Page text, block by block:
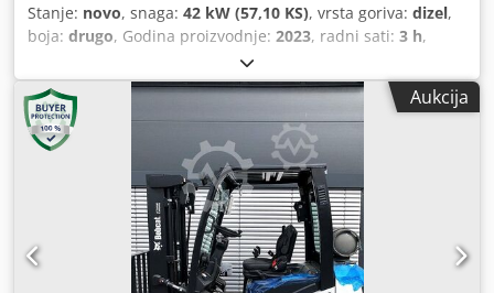
Stanje: novo, snaga: 42 kW (57,10 KS), vrsta goriva: dizel,
boja: drugo, Godina proizvodnje: 2023, radni sati: 3 h,
, Pogonski sustav: Radijalni
Sopstvena težina: 6.171 kg Dimenzije (D x Š x V): 612 x 192
x 295 cm Vrsta motora: Bobcat DM02VB Maksimalni doseg:
640 cm CE oznaka: da Opće stanje: vrlo dobro Csdpfezl S N
Sox Abwjha Tehničko stanje: vrlo dobro Vizualno stanje:
vrlo dobro = Dodatne mogućnosti i pribor = - Radna svjetla
- Ventilator - Funkcija čekića/sortiranja - Radio s
Bluetoothom - Funkcija rotacije - Pomakna lopata - Grijanje
sjedala - Dvije brzine = Napomene = Pogonski sklop Razina
emisije: Stage V / Tier IV final Općenito Zemlja proizvodnje:
Aukcija